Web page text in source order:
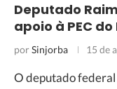
Deputado
apoio à PEC
porSinjorba 15 de
O deputado federal